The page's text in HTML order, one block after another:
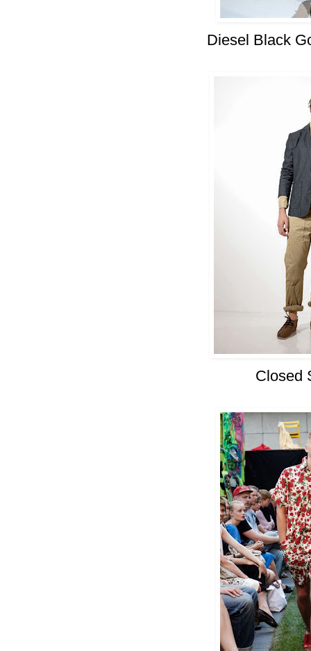
Diesel Black
Closed